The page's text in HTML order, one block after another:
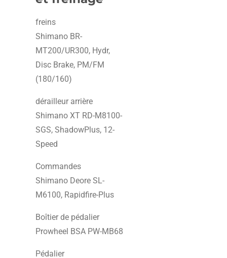
freins
Shimano BR-
MT200/UR300, Hydr,
Disc Brake, PM/FM
(180/160)
dérailleur arrière
Shimano XT RD-M8100-
SGS, ShadowPlus, 12-
Speed
Commandes
Shimano Deore SL-
M6100, Rapidfire-Plus
Boîtier de pédalier
Prowheel BSA PW-MB68
Pédalier